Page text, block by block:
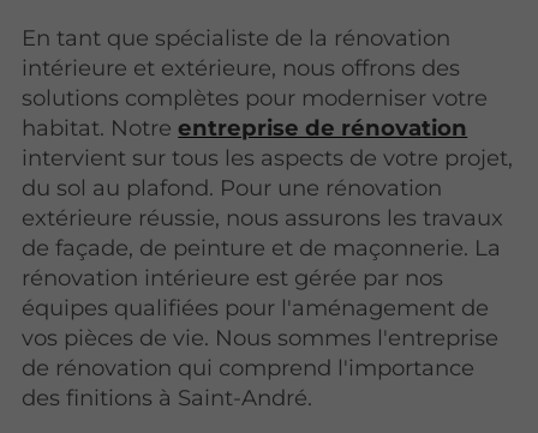
En tant que spécialiste de la rénovation
intérieure et extérieure, nous offrons des
solutions complètes pour moderniser votre
habitat. Notreentreprise de rénovation
intervient sur tous les aspects de votre projet,
du sol au plafond. Pour une rénovation
extérieure réussie, nous assurons les travaux
de façade, de peinture et de maçonnerie. La
rénovation intérieure est gérée par nos
équipes qualifiées pour l'aménagement de
vos pièces de vie. Nous sommes l'entreprise
de rénovation qui comprend l'importance
des finitions à Saint-André.